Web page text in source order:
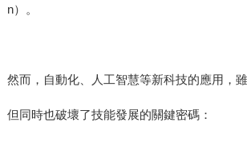
n）。
然而，自動化、人工智慧等新科技的應用，
但同時也破壞了技能發展的關鍵密碼：